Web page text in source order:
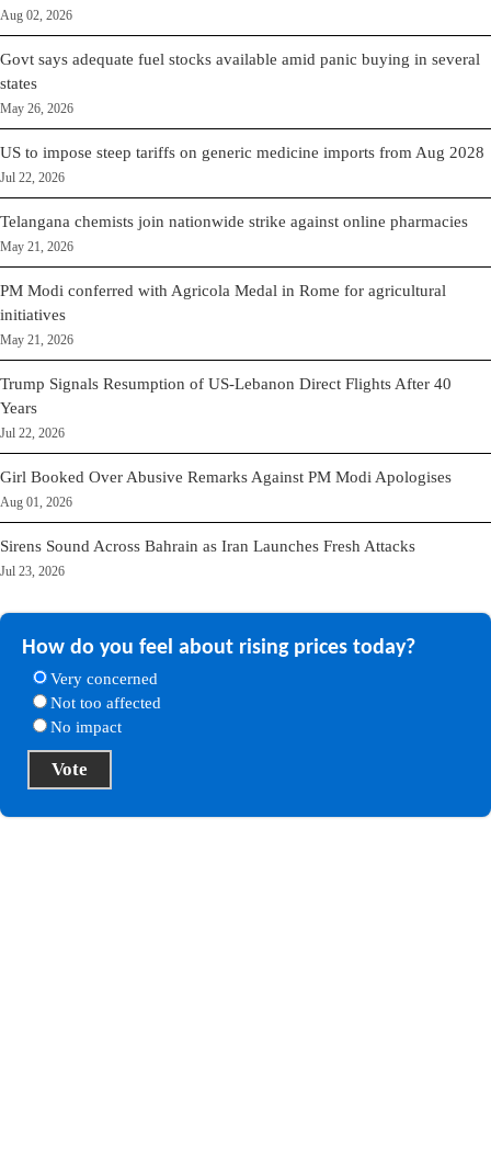
Aug 02, 2026
Govt says adequate fuel stocks available amid panic buying in several
states
May 26, 2026
US to impose steep tariffs on generic medicine imports from Aug 2028
Jul 22, 2026
Telangana chemists join nationwide strike against online pharmacies
May 21, 2026
PM Modi conferred with Agricola Medal in Rome for agricultural
initiatives
May 21, 2026
Trump Signals Resumption of US-Lebanon Direct Flights After 40
Years
Jul 22, 2026
Girl Booked Over Abusive Remarks Against PM Modi Apologises
Aug 01, 2026
Sirens Sound Across Bahrain as Iran Launches Fresh Attacks
Jul 23, 2026
How do you feel about rising prices today?
Very concerned
Not too affected
No impact